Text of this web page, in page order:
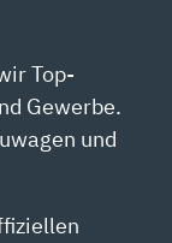
Top-
Gewerbe.
und